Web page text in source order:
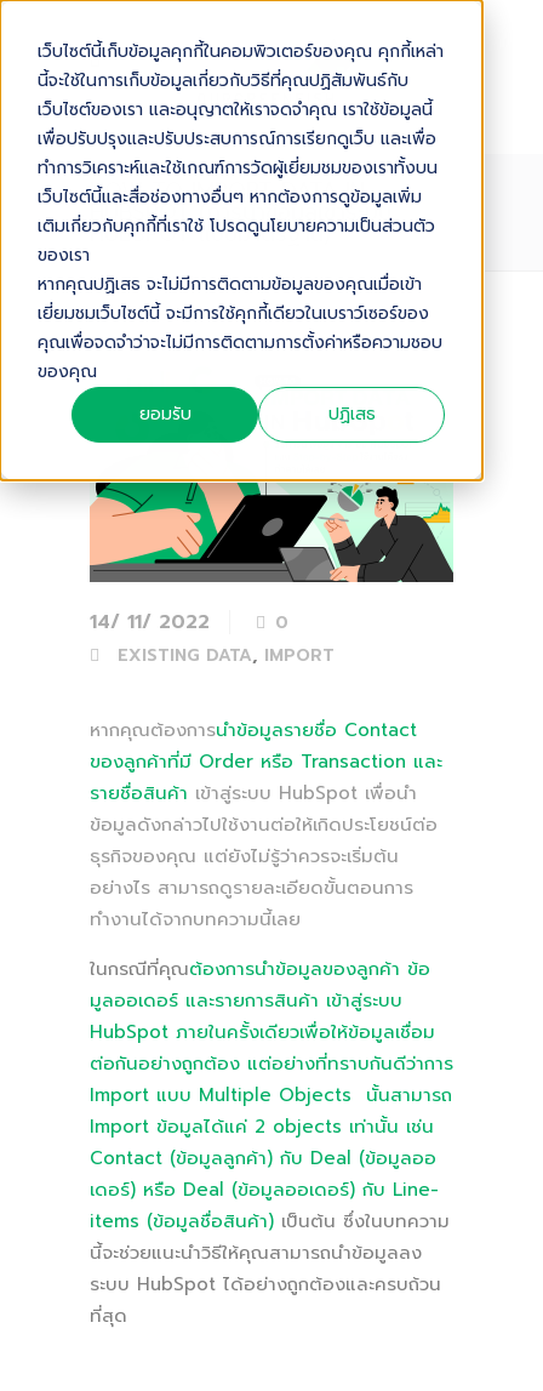
เว็บไซต์นี้เก็บข้อมูลคุกกี้ในคอมพิวเตอร์ของคุณ คุกกี้เหล่า
นี้จะใช้ในการเก็บข้อมูลเกี่ยวกับวิธีที่คุณปฏิสัมพันธ์กับ
เว็บไซต์ของเรา และอนุญาตให้เราจดจำคุณ เราใช้ข้อมูลนี้
เพื่อปรับปรุงและปรับประสบการณ์การเรียกดูเว็บ และเพื่อ
ทำการวิเคราะห์และใช้เกณฑ์การวัดผู้เยี่ยมชมของเราทั้งบน
เว็บไซต์นี้และสื่อช่องทางอื่นๆ หากต้องการดูข้อมูลเพิ่ม
เติมเกี่ยวกับคุกกี้ที่เราใช้ โปรดดูนโยบายความเป็นส่วนตัว
ของเรา
หากคุณปฏิเสธ จะไม่มีการติดตามข้อมูลของคุณเมื่อเข้า
เยี่ยมชมเว็บไซต์นี้ จะมีการใช้คุกกี้เดียวในเบราว์เซอร์ของ
คุณเพื่อจดจำว่าจะไม่มีการติดตามการตั้งค่าหรือความชอบ
ของคุณ
ยอมรับ
ปฏิเสธ
HOW TO IMPORT DATA IN
HUBSPOT (การนำข้อมูลเข้าระบบ
HUBSPOT แบบมาตรฐาน)
Audio Version
14/ 11/ 2022
0
EXISTING DATA, IMPORT
หากคุณต้องการนำข้อมูลรายชื่อ Contact
ของลูกค้าที่มี Order หรือ Transaction และ
รายชื่อสินค้า เข้าสู่ระบบ HubSpot เพื่อนำ
ข้อมูลดังกล่าวไปใช้งานต่อให้เกิดประโยชน์ต่อ
ธุรกิจของคุณ แต่ยังไม่รู้ว่าควรจะเริ่มต้น
อย่างไร สามารถดูรายละเอียดขั้นตอนการ
ทำงานได้จากบทความนี้เลย
ในกรณีที่คุณต้องการนำข้อมูลของลูกค้า ข้อ
มูลออเดอร์ และรายการสินค้า เข้าสู่ระบบ
HubSpot ภายในครั้งเดียวเพื่อให้ข้อมูลเชื่อม
ต่อกันอย่างถูกต้อง แต่อย่างที่ทราบกันดีว่าการ
Import แบบ Multiple Objects นั้นสามารถ
Import ข้อมูลได้แค่ 2 objects เท่านั้น เช่น
Contact (ข้อมูลลูกค้า) กับ Deal (ข้อมูลออ
เดอร์) หรือ Deal (ข้อมูลออเดอร์) กับ Line-
items (ข้อมูลชื่อสินค้า) เป็นต้น ซึ่งในบทความ
นี้จะช่วยแนะนำวิธีให้คุณสามารถนำข้อมูลลง
ระบบ HubSpot ได้อย่างถูกต้องและครบถ้วน
ที่สุด